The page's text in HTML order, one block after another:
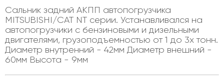
Сальник задний АКПП автопогрузчика
MITSUBISHI/CAT NT серии. Устанавливался на
автопогрузчики с бензиновыми и дизельными
двигателями, грузоподъемностью от 1 до 3х тонн.
Диаметр внутренний - 42мм Диаметр внешний -
60мм Высота - 9мм